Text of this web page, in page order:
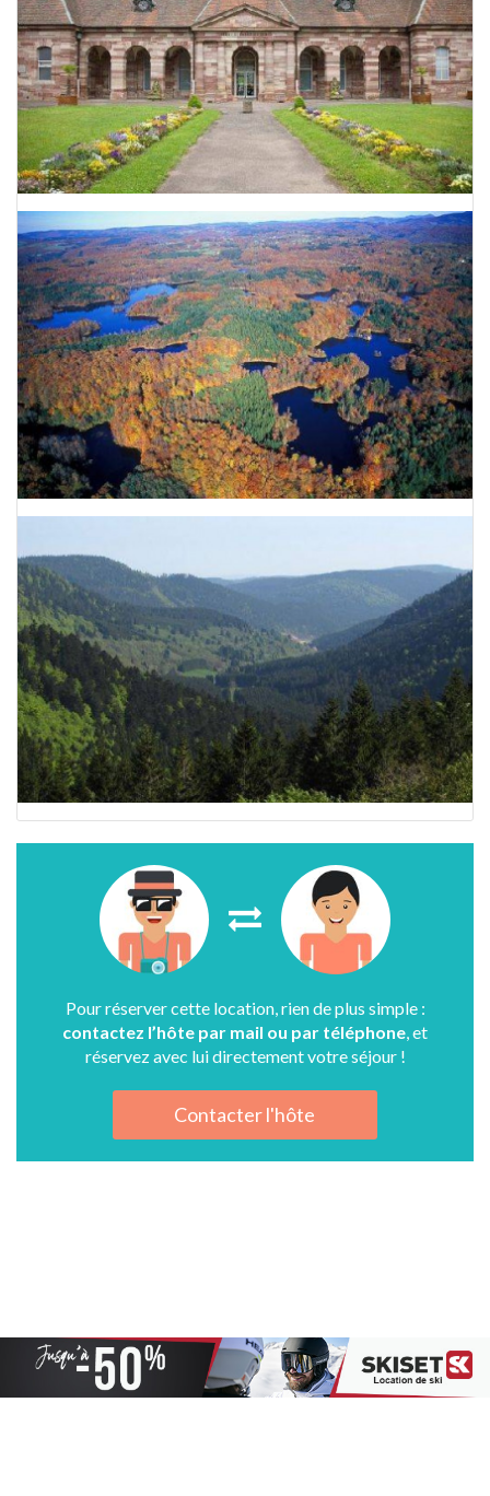
Pour réserver cette location, rien de plus simple :
contactez l’hôte par mail ou par téléphone, et
réservez avec lui directement votre séjour !
Contacter l'hôte